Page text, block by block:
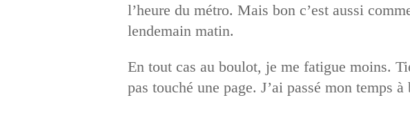
l’heure du métro. Mais bon c’est aussi
lendemain matin.
En tout cas au boulot, je me fatigue moins.
pas touché une page. J’ai passé mon temps